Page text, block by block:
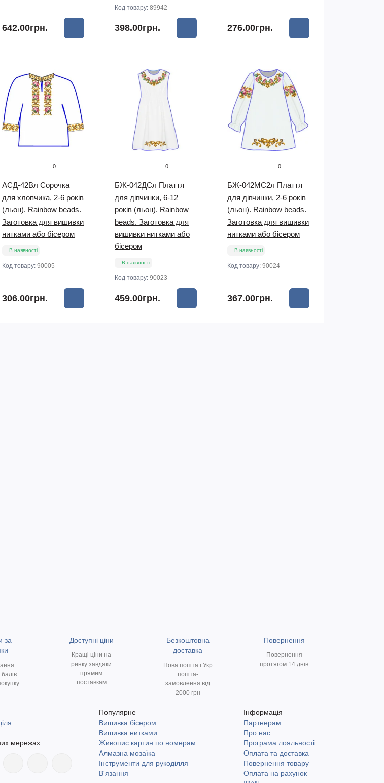
642.00грн.
Код товару: 89942
398.00грн. 276.00грн.
0
АСД-42Вл Сорочка
для хлопчика, 2-6 років
(льон). Rainbow beads.
Заготовка для вишивки
нитками або бісером
В наявності
Код товару: 90005
306.00грн.
0
БЖ-042ДСл Плаття
для дівчинки, 6-12
років (льон). Rainbow
beads. Заготовка для
вишивки нитками або
бісером
В наявності
Код товару: 90023
459.00грн.
0
БЖ-042МС2л Плаття
для дівчинки, 2-6 років
(льон). Rainbow beads.
Заготовка для вишивки
нитками або бісером
В наявності
Код товару: 90024
367.00грн.
за
Доступні ціни
Кращі ціни на
ринку завдяки
прямим
поставкам
Безкоштовна
доставка
Нова пошта і Укр
пошта-
замовлення від
2000 грн
Повернення
Повернення
протягом 14 днів
мережах:
Популярне
Вишивка бісером
Вишивка нитками
Живопис картин по номерам
Алмазна мозаїка
Інструменти для рукоділля
В'язання
Інформація
Партнерам
Про нас
Програма лояльності
Оплата та доставка
Повернення товару
Оплата на рахунок